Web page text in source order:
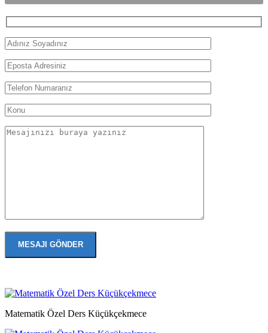
Matematik Özel Ders Küçükçekmece